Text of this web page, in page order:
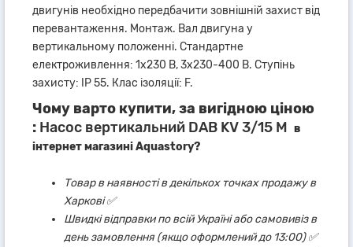
двигунів необхідно передбачити зовнішній захист від
перевантаження. Монтаж. Вал двигуна у
вертикальному положенні. Стандартне
електроживлення: 1x230 В, 3x230-400 В. Ступінь
захисту: IP 55. Клас ізоляції: F.
Чому варто купити, за вигідною ціною
: Насос вертикальний DAB KV 3/15 M в
інтернет магазині Aquastory?
Товар в наявності в декількох точках продажу в
Харкові ✅
Швидкі відправки по всій Україні або самовивіз в
день замовлення (якщо оформлений до 13:00) ✅